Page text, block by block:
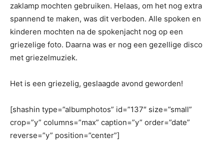
zaklamp mochten gebruiken. Helaas, om het nog extra
spannend te maken, was dit verboden. Alle spoken en
kinderen mochten na de spokenjacht nog op een
griezelige foto. Daarna was er nog een gezellige disco
met griezelmuziek.
Het is een griezelig, geslaagde avond geworden!
[shashin type=”albumphotos” id=”137″ size=”small”
crop=”y” columns=”max” caption=”y” order=”date”
reverse=”y” position=”center”]